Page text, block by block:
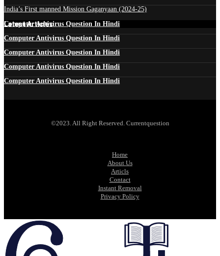
India’s First manned Mission Gaganyaan (2024-25)
Latest Articles
Computer Antivirus Question In Hindi
Computer Antivirus Question In Hindi
Computer Antivirus Question In Hindi
Computer Antivirus Question In Hindi
Computer Antivirus Question In Hindi
©2023. All Right Reserved. Currentquestion
Home
About Us
Articls
Contact
Instant Removal
Privacy Policy